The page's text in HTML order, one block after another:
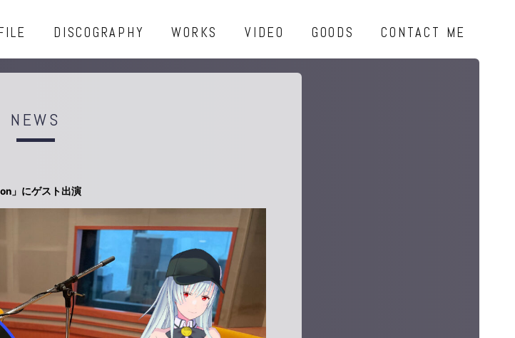
DISCOGRAPHY WORKS VIDEO GOODS CONTACT ME
NEWS
」にゲスト出演